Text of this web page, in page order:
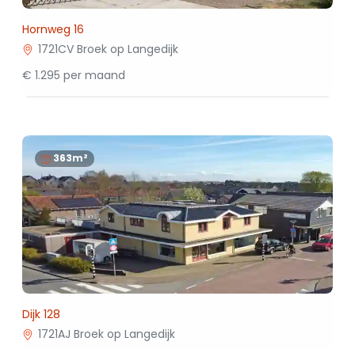
Hornweg 16
1721CV Broek op Langedijk
€ 1.295 per maand
363m²
Dijk 128
1721AJ Broek op Langedijk